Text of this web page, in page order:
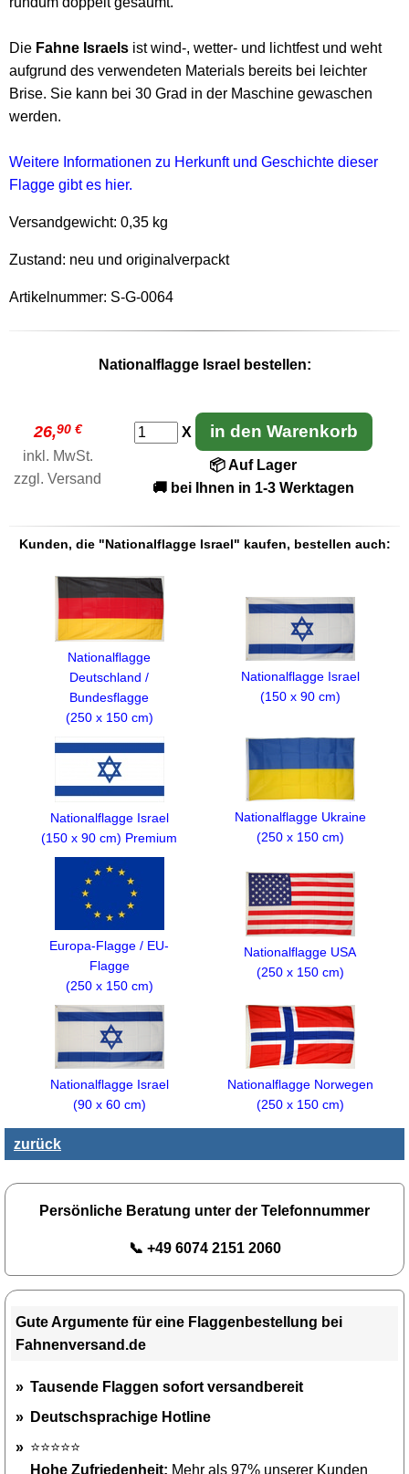
Die Fahne Israels ist wind-, wetter- und lichtfest und weht
aufgrund des verwendeten Materials bereits bei leichter
Brise. Sie kann bei 30 Grad in der Maschine gewaschen
werden.
Weitere Informationen zu Herkunft und Geschichte dieser
Flagge gibt es hier.
Versandgewicht: 0,35 kg
Zustand: neu und originalverpackt
Artikelnummer: S-G-0064
Nationalflagge Israel bestellen:
26,90 €
inkl. MwSt.
zzgl. Versand
X in den Warenkorb
📦 Auf Lager
🚚 bei Ihnen in 1-3 Werktagen
Kunden, die "Nationalflagge Israel" kaufen, bestellen auch:
Nationalflagge
Deutschland /
Bundesflagge
(250 x 150 cm)
Nationalflagge Israel
(150 x 90 cm)
Nationalflagge Israel
(150 x 90 cm) Premium
Nationalflagge Ukraine
(250 x 150 cm)
Europa-Flagge / EU-
Flagge
(250 x 150 cm)
Nationalflagge USA
(250 x 150 cm)
Nationalflagge Israel
(90 x 60 cm)
Nationalflagge Norwegen
(250 x 150 cm)
zurück
Persönliche Beratung unter der Telefonnummer
📞 +49 6074 2151 2060
Gute Argumente für eine Flaggenbestellung bei
Fahnenversand.de
Tausende Flaggen sofort versandbereit
Deutschsprachige Hotline
⭐⭐⭐⭐⭐
Hohe Zufriedenheit: Mehr als 97% unserer Kunden